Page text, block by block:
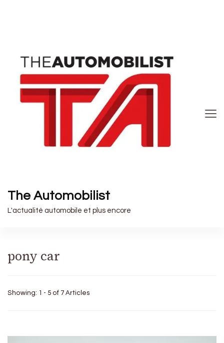
The Automobilist
L'actualité automobile et plus encore
pony car
Showing: 1 - 5 of 7 Articles